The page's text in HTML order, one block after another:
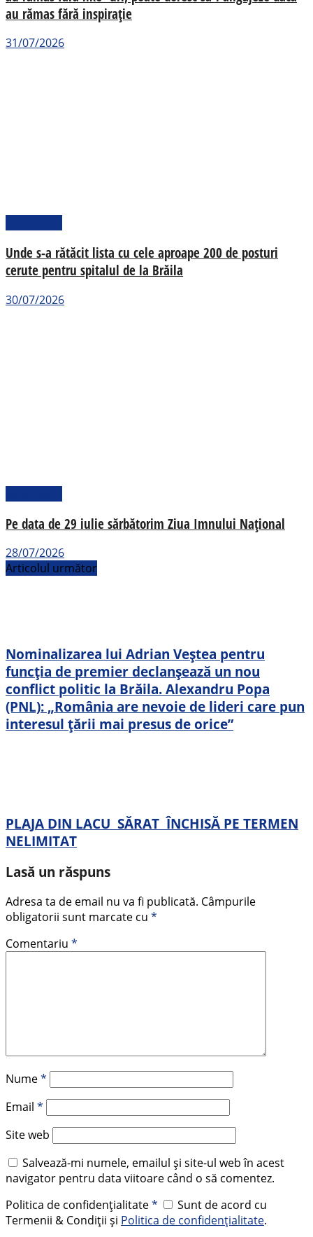
au rămas fără inspirație
31/07/2026
Unde s-a rătăcit lista cu cele aproape 200 de posturi
cerute pentru spitalul de la Brăila
30/07/2026
Pe data de 29 iulie sărbătorim Ziua Imnului Național
28/07/2026
Articolul următor
Nominalizarea lui Adrian Veștea pentru
funcția de premier declanșează un nou
conflict politic la Brăila. Alexandru Popa
(PNL): „România are nevoie de lideri care pun
interesul țării mai presus de orice”
PLAJA DIN LACU SĂRAT ÎNCHISĂ PE TERMEN
NELIMITAT
Lasă un răspuns
Adresa ta de email nu va fi publicată. Câmpurile
obligatorii sunt marcate cu *
Comentariu *
Nume*
Email *
Site web
Salvează-mi numele, emailul și site-ul web în acest
navigator pentru data viitoare când o să comentez.
Politica de confidențialitate*
Sunt de acord cu
Termenii & Condiții și Politica de confidențialitate.